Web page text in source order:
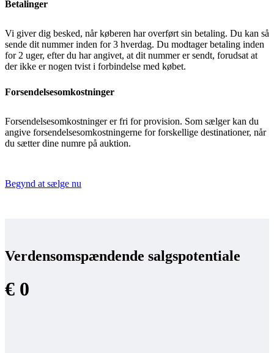
Betalinger
Vi giver dig besked, når køberen har overført sin betaling. Du kan så
sende dit nummer inden for 3 hverdag. Du modtager betaling inden
for 2 uger, efter du har angivet, at dit nummer er sendt, forudsat at
der ikke er nogen tvist i forbindelse med købet.
Forsendelsesomkostninger
Forsendelsesomkostninger er fri for provision. Som sælger kan du
angive forsendelsesomkostningerne for forskellige destinationer, når
du sætter dine numre på auktion.
Begynd at sælge nu
Verdensomspændende salgspotentiale
€ 0